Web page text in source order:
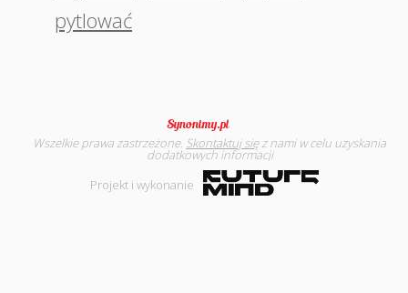
pytlować
Wszelkie prawa zastrzeżone. Skontaktuj sięz nami w celu uzyskania
dodatkowych informacji
Projekt i wykonanie